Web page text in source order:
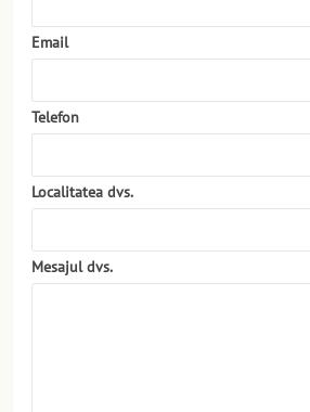
Email
Telefon
Localitatea dvs.
Mesajul dvs.